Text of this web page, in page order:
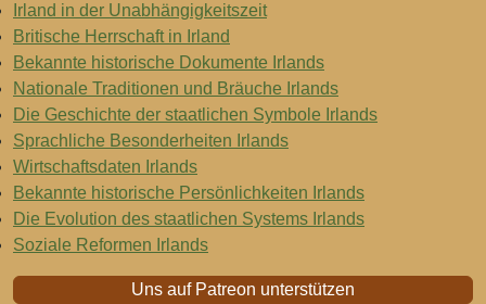
Irland in der Unabhängigkeitszeit
Britische Herrschaft in Irland
Bekannte historische Dokumente Irlands
Nationale Traditionen und Bräuche Irlands
Die Geschichte der staatlichen Symbole Irlands
Sprachliche Besonderheiten Irlands
Wirtschaftsdaten Irlands
Bekannte historische Persönlichkeiten Irlands
Die Evolution des staatlichen Systems Irlands
Soziale Reformen Irlands
Uns auf Patreon unterstützen